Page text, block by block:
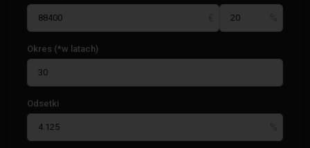
Okres (*w latach)
Odsetki